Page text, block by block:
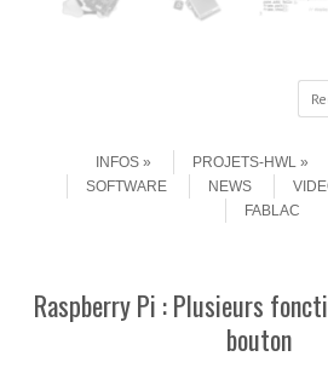
INFOS
PROJETS-HWL
SOFTWARE
NEWS
FABLAC
Raspberry Pi : Plusieurs
bouton